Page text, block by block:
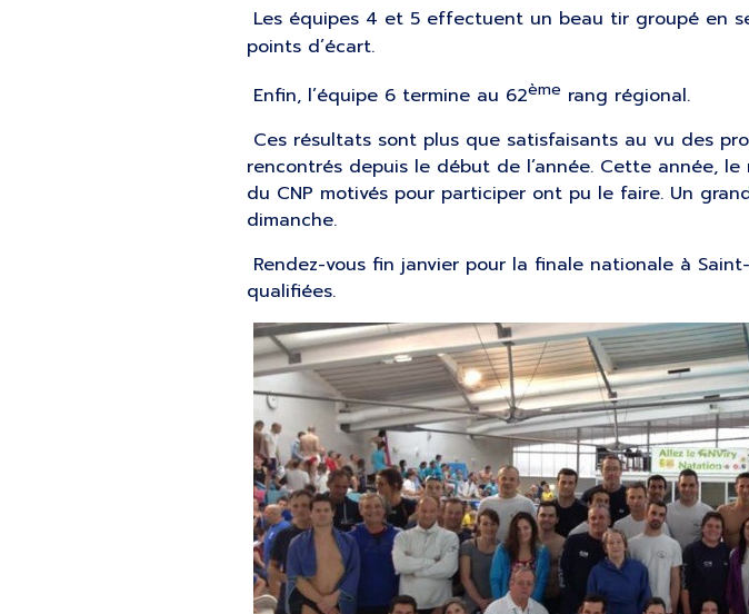
Les équipes 4 et 5 effectuent un beau tir groupé en
points d’écart.
Enfin, l’équipe 6 termine au 62ème rang régional.
Ces résultats sont plus que satisfaisants au vu des
rencontrés depuis le début de l’année. Cette année,
du CNP motivés pour participer ont pu le faire. Un
dimanche.
Rendez-vous fin janvier pour la finale nationale à
qualifiées.